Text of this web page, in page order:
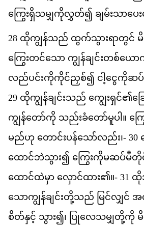
ကရသမကလတ်၍ ခမသပ
28 ထကနသည ထကသရတင မ
ကတငသ ကနခငတစယ
လညပငကကငညစ်၍ င ငကဆပ
29 ထကနခငသည ကရင်၏​
ကနတက သညခတမပ ါ။
မညဟ တငပနသလည်း၊- 30
ထငဘသွား၍ ကကမဆပမတ
ထငထမ လငထား၏။- 31 ထ
သကနခငတသည မငလင အ
စတနင သွား၍၊ ပလသမတက မ